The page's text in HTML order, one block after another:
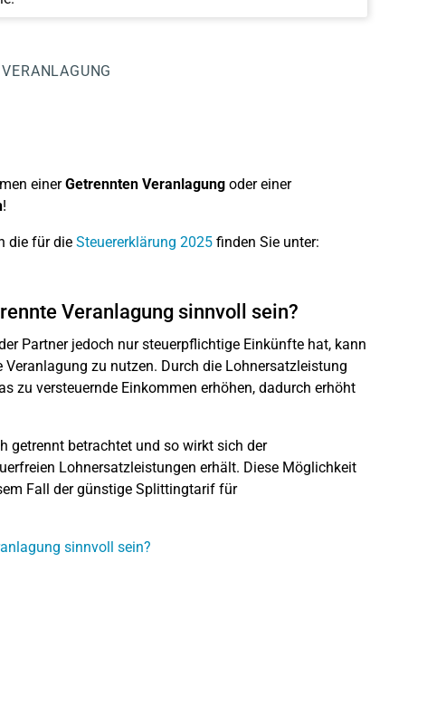
VERANLAGUNG
einerGetrennten Veranlagungoder einer
!
die für die Steuererklärung 2025finden Sie unter:
Veranlagung sinnvoll sein?
Partner jedoch nur steuerpflichtige Einkünfte hat, kann
zu nutzen. Durch die Lohnersatzleistung
zu versteuernde Einkommen erhöhen, dadurch erhöht
getrennt betrachtet und so wirkt sich der
Lohnersatzleistungen erhält. Diese Möglichkeit
Fall der günstige Splittingtarif für
sinnvoll sein?